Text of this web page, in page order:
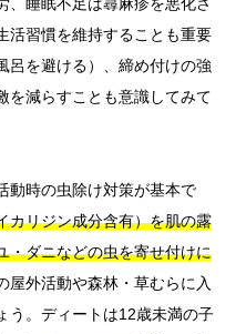
活習慣を維持することも重要
呂を避ける）、締め付けの強
を減らすことも意識してみて
動時の虫除け対策が基本で
カリジン成分含有）を肌の露
・ダニなどの虫を寄せ付けに
屋外活動や森林・草むらに入
う。ディートは12歳未満の子